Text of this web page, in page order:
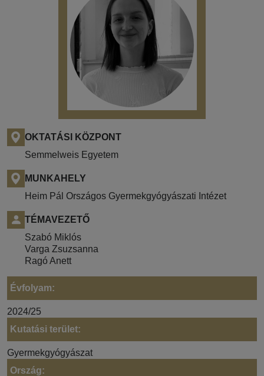
OKTATÁSI KÖZPONT
Semmelweis Egyetem
MUNKAHELY
Heim Pál Országos Gyermekgyógyászati Intézet
TÉMAVEZETŐ
Szabó Miklós
Varga Zsuzsanna
Ragó Anett
Évfolyam:
2024/25
Kutatási terület:
Gyermekgyógyászat
Ország: